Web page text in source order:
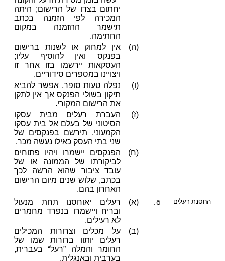
יחתום בצדו של הרישום; היתה
המכירה לפי הזמנה בכתב
תישמר ההזמנה במקום
החתימה.
(ה)
אין למחוק או לשנות ברישום
בפנקס ואין להוסיף עליו;
העסקאות יירשמו בזו אחר זו
ויצויינו במספרים סידוריים.
(ו)
נפלה טעות סופר, אפשר להביא
תיקון בשולי הפנקס אך אין לתקן
את הרישום המקורי.
(ז)
העברת רעלים מבית עסקו
הסיטוני של בעלם אל בית עסקו
הקמעוני, תירשם בפנקסים של
שני בתי העסק כאילו נעשה מכר.
(ח)
הפנקסים יישמרו ויהיו פתוחים
לביקורתו של הממונה או של
עובד ציבור שהוא הרשה לכך
בכתב, שלוש שנים מיום הרישום
האחרון בהם.
6. החסנת רעלים (א)
רעלים יאוחסנו תחת מנעול
ובריח ויישמרו בנפרד מחמרים
לא רעילים.
(ב)
על מכלים וצרורות המכילים
רעלים יותוו ברורות שמו של
החומר והמלה ”רעל“ בעברית,
בערבית ובאנגלית.